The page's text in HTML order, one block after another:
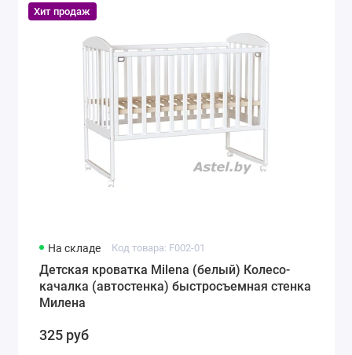
Хит продаж
На складе Код товара: F002-01
Детская кроватка Milena (белый) Колесо-
качалка (автостенка) быстросъемная стенка
Милена
325 руб